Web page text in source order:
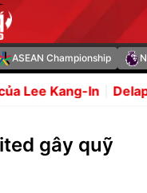
ASEAN Championship
lập cú đúp,
gây quỹ